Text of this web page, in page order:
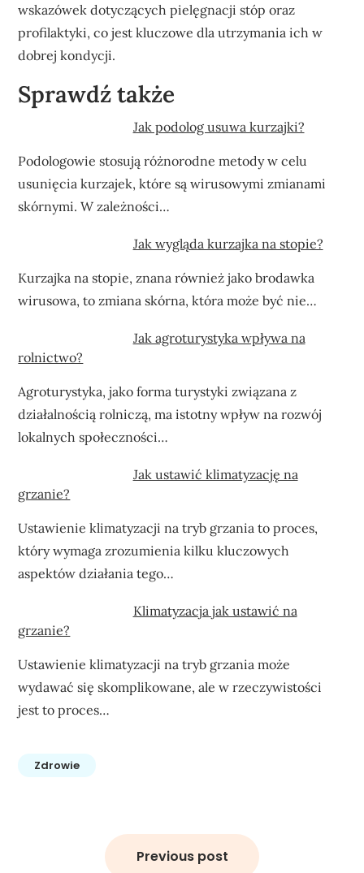
wskazówek dotyczących pielęgnacji stóp oraz
profilaktyki, co jest kluczowe dla utrzymania ich w
dobrej kondycji.
Sprawdź także
Jak podolog usuwa kurzajki?
Podologowie stosują różnorodne metody w celu
usunięcia kurzajek, które są wirusowymi zmianami
skórnymi. W zależności…
Jak wygląda kurzajka na stopie?
Kurzajka na stopie, znana również jako brodawka
wirusowa, to zmiana skórna, która może być nie…
Jak agroturystyka wpływa na
rolnictwo?
Agroturystyka, jako forma turystyki związana z
działalnością rolniczą, ma istotny wpływ na rozwój
lokalnych społeczności…
Jak ustawić klimatyzację na
grzanie?
Ustawienie klimatyzacji na tryb grzania to proces,
który wymaga zrozumienia kilku kluczowych
aspektów działania tego…
Klimatyzacja jak ustawić na
grzanie?
Ustawienie klimatyzacji na tryb grzania może
wydawać się skomplikowane, ale w rzeczywistości
jest to proces…
Zdrowie
Previous post